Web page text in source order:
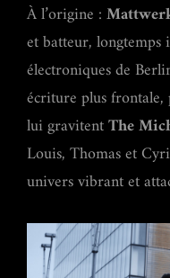
À l’origine :
et batteur, longtemps
électroniques de
écriture plus
lui gravitentThe
Louis, Thomas et
univers vibrant et